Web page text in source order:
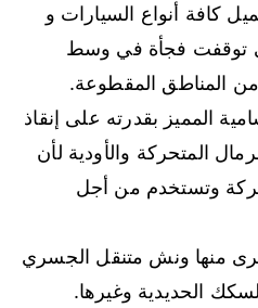
كافة أنواع السيارات و
توقفت فجأة في وسط
المناطق المقطوعة.
المميز بقدرته على إنقاذ
المتحركة والأودية لأن
وتستخدم من أجل
منها ونش متنقل الجسري
الحديدية وغيرها.